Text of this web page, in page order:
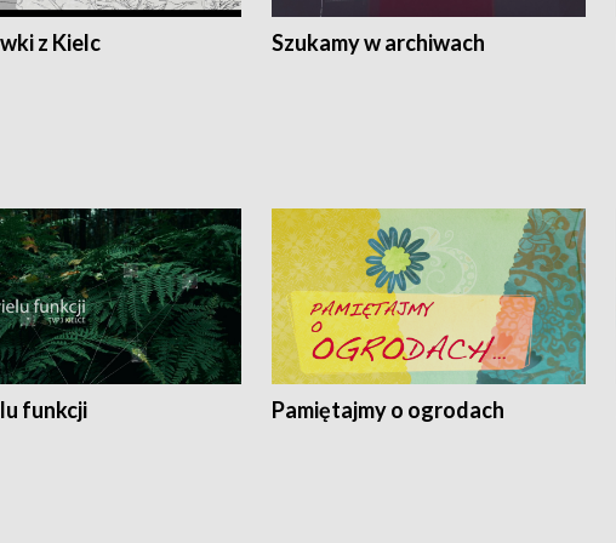
z Kielc Szukamy w archiwach
funkcji Pamiętajmy o ogrodach